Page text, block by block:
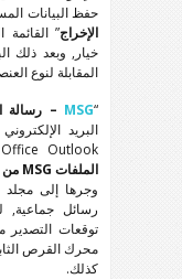
حفظ البيانات
الإخراج”
المقابلة لنوع
“
MSG – رسالة
Office Outlook و OfficeLogic المجاميع. ل
الملفات MSG من Outlook
وجرها إلى
رسائل جماعية,
توقعات
محرك القرص
كذلك.